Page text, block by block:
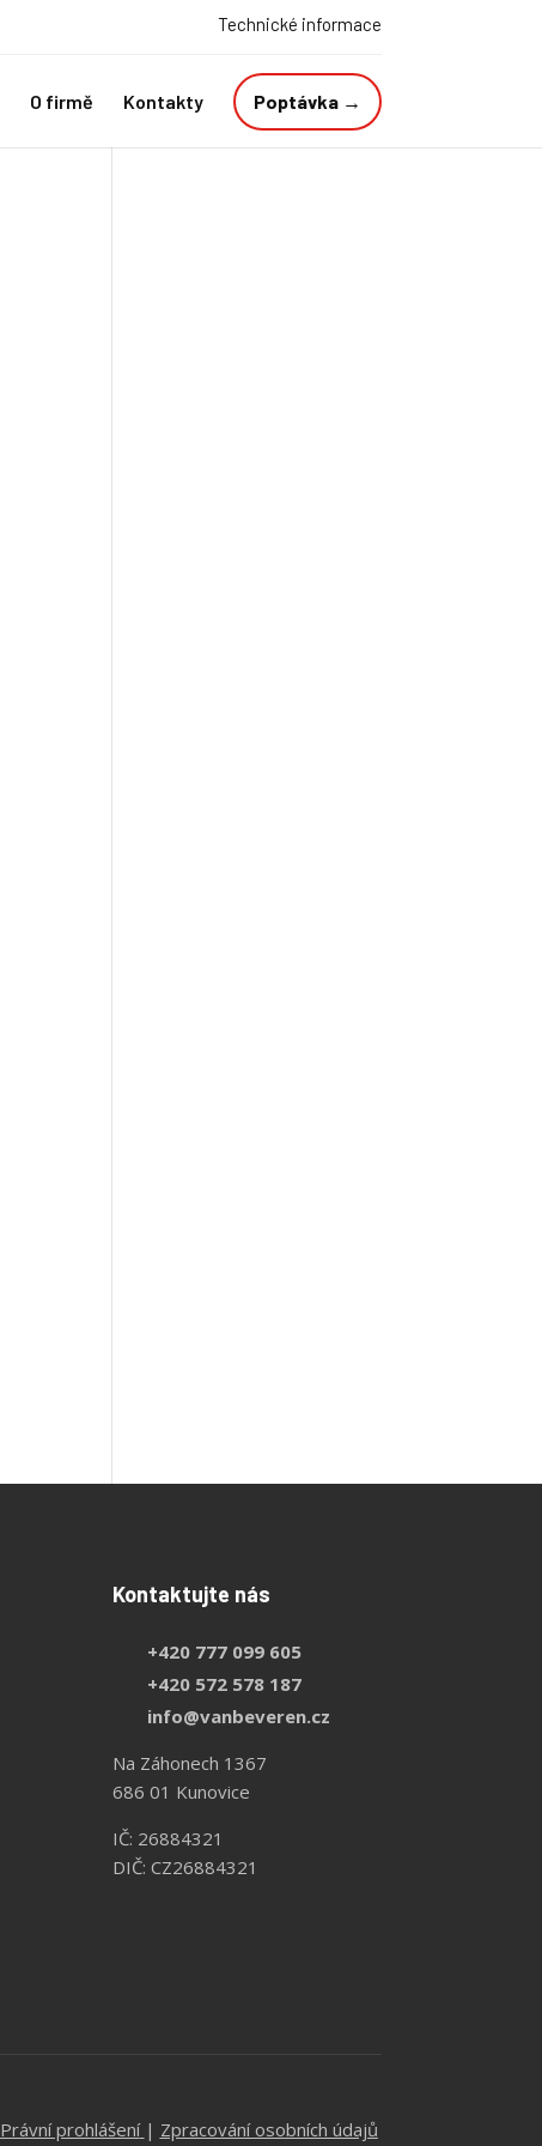
Technické informace
O firmě Kontakty Poptávka →
Kontaktujte nás
+420 777 099 605
+420 572 578 187
info@vanbeveren.cz
Na Záhonech 1367
686 01 Kunovice
IČ: 26884321
DIČ: CZ26884321
Právní prohlášení | Zpracování osobních údajů